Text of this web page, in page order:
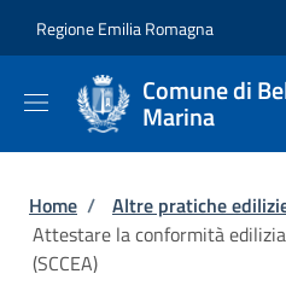
Regione Emilia Romagna
Comune di
Marina
Briciole di pane
Home / Altre pratiche
Attestare la conformità
(SCCEA)